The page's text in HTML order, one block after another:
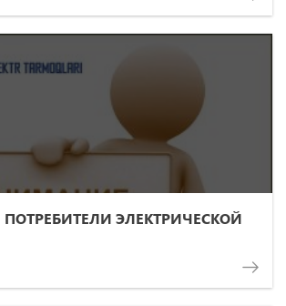
ЭЛЕКТРИЧЕСКОЙ